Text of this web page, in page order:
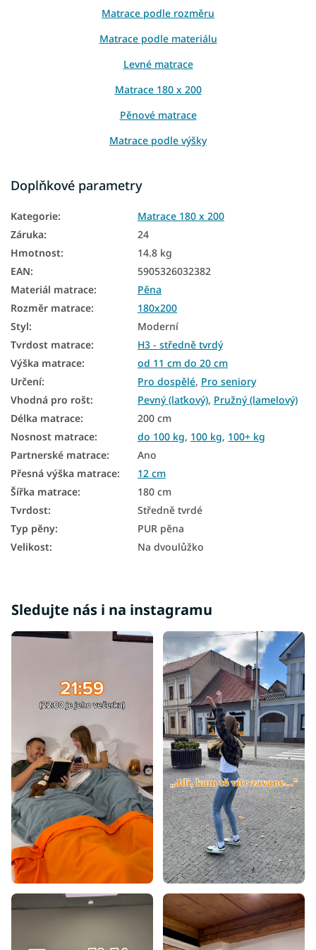
Matrace podle rozměru
Matrace podle materiálu
Levné matrace
Matrace 180 x 200
Pěnové matrace
Matrace podle výšky
Tenké matrace
Molitanové matrace
Matrace z PUR pěny
Matrace na polohovatelný rošt
Matrace podle tvrdosti
Velké matrace
Manželské matrace
7zónové matrace
Pěnové matrace 180x200
Molitanové matrace 180x200
Levné matrace 180x200
Tenké matrace 180x200
Matrace podle nosnosti - 100 kg
Matrace podle nosnosti 100+ kg
Doplňkové parametry
Kategorie:
Matrace 180 x 200
Záruka:
24
Hmotnost:
14.8 kg
EAN:
5905326032382
Materiál matrace:
Pěna
Rozměr matrace:
180x200
Styl:
Moderní
Tvrdost matrace:
H3 - středně tvrdý
Výška matrace:
od 11 cm do 20 cm
Určení: Pro dospělé, Pro seniory
Vhodná pro rošt: Pevný (laťkový), Pružný (lamelový)
Délka matrace:
200 cm
Nosnost matrace: do 100 kg, 100 kg, 100+ kg
Partnerské matrace:
Ano
Přesná výška matrace:
12 cm
Šířka matrace:
180 cm
Tvrdost:
Středně tvrdé
Typ pěny:
PUR pěna
Velikost: Na dvoulůžko
Sledujte nás i na instagramu